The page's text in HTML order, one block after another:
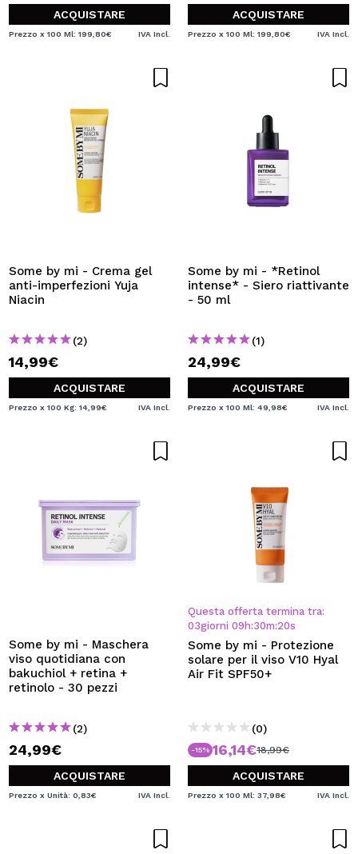
ACQUISTARE
Prezzo x 100 Ml: 199,80€ IVA Incl.
ACQUISTARE
Prezzo x 100 Ml: 199,80€ IVA Incl.
Some by mi - Crema gel
anti-imperfezioni Yuja
Niacin
(2)
14,99€
ACQUISTARE
Prezzo x 100 Kg: 14,99€ IVA Incl.
Some by mi - *Retinol
intense* - Siero riattivante
- 50 ml
(1)
24,99€
ACQUISTARE
Prezzo x 100 Ml: 49,98€ IVA Incl.
Some by mi - Maschera
viso quotidiana con
bakuchiol + retina +
retinolo - 30 pezzi
(2)
24,99€
ACQUISTARE
Prezzo x Unità: 0,83€ IVA Incl.
Questa offerta termina tra:
03giorni 09 h:30m:19s
Some by mi - Protezione
solare per il viso V10 Hyal
Air Fit SPF50+
(0)
-15% 16,14€18,99€
ACQUISTARE
Prezzo x 100 Ml: 37,98€ IVA Incl.